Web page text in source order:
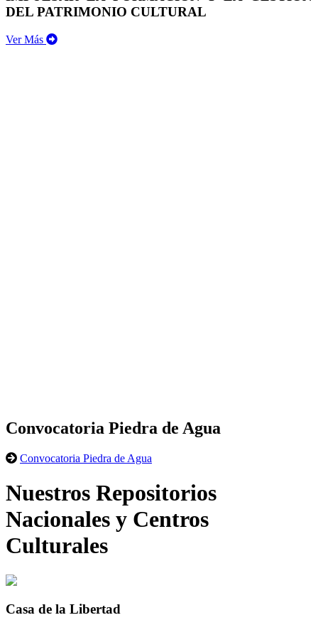
DEL PATRIMONIO CULTURAL
Ver Más
Convocatoria Piedra de Agua
Convocatoria Piedra de Agua
Nuestros Repositorios
Nacionales y Centros
Culturales
Casa de la Libertad